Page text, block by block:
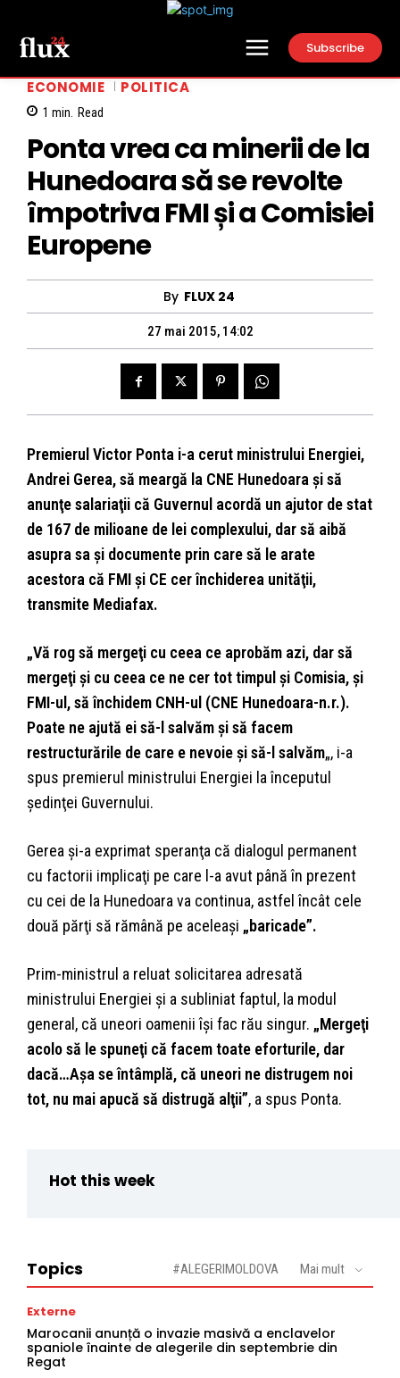
Subscribe
ECONOMIE POLITICA
1 min. Read
Ponta vrea ca minerii de la
Hunedoara să se revolte
împotriva FMI și a Comisiei
Europene
By FLUX 24
27 mai 2015, 14:02
Premierul Victor Ponta i-a cerut ministrului Energiei,
Andrei Gerea, să meargă la CNE Hunedoara şi să
anunţe salariaţii că Guvernul acordă un ajutor de stat
de 167 de milioane de lei complexului, dar să aibă
asupra sa şi documente prin care să le arate
acestora că FMI şi CE cer închiderea unităţii,
transmite Mediafax.
„Vă rog să mergeţi cu ceea ce aprobăm azi, dar să
mergeţi şi cu ceea ce ne cer tot timpul şi Comisia, şi
FMI-ul, să închidem CNH-ul (CNE Hunedoara-n.r.).
Poate ne ajută ei să-l salvăm şi să facem
restructurările de care e nevoie şi să-l salvăm„, i-a
spus premierul ministrului Energiei la începutul
şedinţei Guvernului.
Gerea şi-a exprimat speranţa că dialogul permanent
cu factorii implicaţi pe care l-a avut până în prezent
cu cei de la Hunedoara va continua, astfel încât cele
două părţi să rămână pe aceleaşi „baricade”.
Prim-ministrul a reluat solicitarea adresată
ministrului Energiei şi a subliniat faptul, la modul
general, că uneori oamenii îşi fac rău singur. „Mergeţi
acolo să le spuneţi că facem toate eforturile, dar
dacă…Aşa se întâmplă, că uneori ne distrugem noi
tot, nu mai apucă să distrugă alţii”, a spus Ponta.
Hot this week
Topics #ALEGERIMOLDOVA Mai mult
Externe
Marocanii anunță o invazie masivă a enclavelor
spaniole înainte de alegerile din septembrie din
Regat